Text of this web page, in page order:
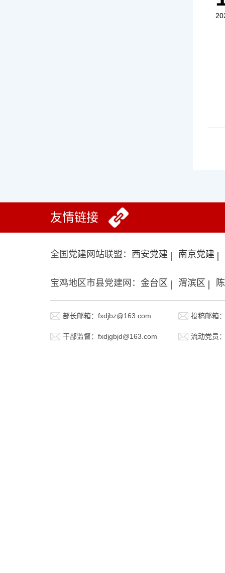
友情链接
全国党建网站联盟： 西安党建 南京党建
宝鸡地区市县党建网： 金台区 渭滨区
部长邮箱：fxdjbz@163.com 投稿邮箱
干部监督：fxdjgbjd@163.com 流动党员